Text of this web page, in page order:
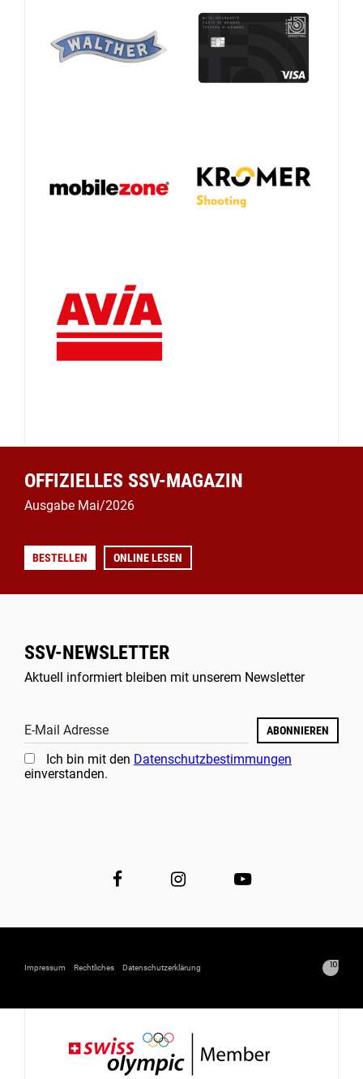
OFFIZIELLES SSV-MAGAZIN
Ausgabe Mai/2026
BESTELLEN ONLINE LESEN
SSV-NEWSLETTER
Aktuell informiert bleiben mit unserem Newsletter
E-Mail Adresse ABONNIEREN
Ich bin mit den Datenschutzbestimmungen
einverstanden.
Impressum Rechtliches Datenschutzerklärung